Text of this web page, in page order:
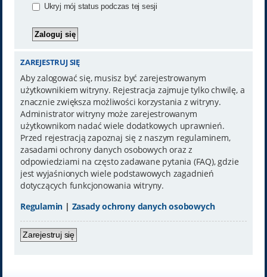
Ukryj mój status podczas tej sesji
ZAREJESTRUJ SIĘ
Aby zalogować się, musisz być zarejestrowanym
użytkownikiem witryny. Rejestracja zajmuje tylko chwilę, a
znacznie zwiększa możliwości korzystania z witryny.
Administrator witryny może zarejestrowanym
użytkownikom nadać wiele dodatkowych uprawnień.
Przed rejestracją zapoznaj się z naszym regulaminem,
zasadami ochrony danych osobowych oraz z
odpowiedziami na często zadawane pytania (FAQ), gdzie
jest wyjaśnionych wiele podstawowych zagadnień
dotyczących funkcjonowania witryny.
Regulamin | Zasady ochrony danych osobowych
Zarejestruj się